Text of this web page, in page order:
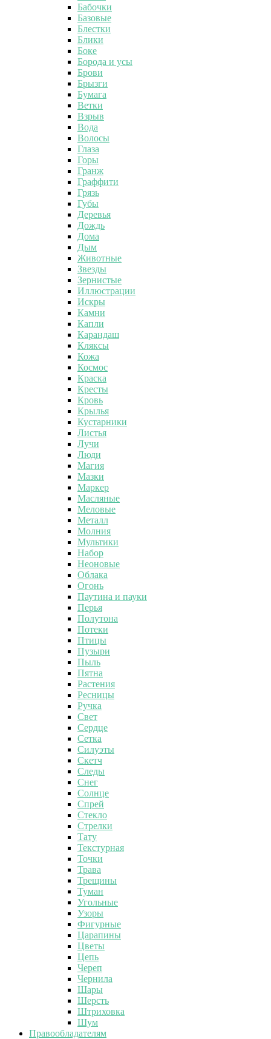
Бабочки
Базовые
Блестки
Блики
Боке
Борода и усы
Брови
Брызги
Бумага
Ветки
Взрыв
Вода
Волосы
Глаза
Горы
Гранж
Граффити
Грязь
Губы
Деревья
Дождь
Дома
Дым
Животные
Звезды
Зернистые
Иллюстрации
Искры
Камни
Капли
Карандаш
Кляксы
Кожа
Космос
Краска
Кресты
Кровь
Крылья
Кустарники
Листья
Лучи
Люди
Магия
Мазки
Маркер
Масляные
Меловые
Металл
Молния
Мультики
Набор
Неоновые
Облака
Огонь
Паутина и пауки
Перья
Полутона
Потеки
Птицы
Пузыри
Пыль
Пятна
Растения
Ресницы
Ручка
Свет
Сердце
Сетка
Силуэты
Скетч
Следы
Снег
Солнце
Спрей
Стекло
Стрелки
Тату
Текстурная
Точки
Трава
Трещины
Туман
Угольные
Узоры
Фигурные
Царапины
Цветы
Цепь
Череп
Чернила
Шары
Шерсть
Штриховка
Шум
Правообладателям